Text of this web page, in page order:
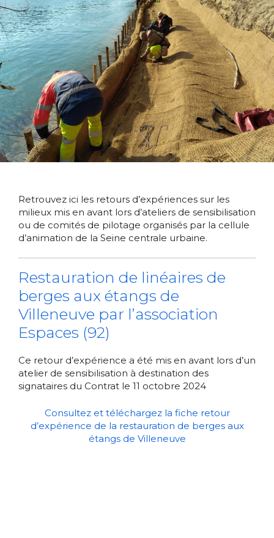
Retrouvez ici les retours d’expériences sur les
milieux mis en avant lors d’ateliers de sensibilisation
ou de comités de pilotage organisés par la cellule
d’animation de la Seine centrale urbaine.
Restauration de linéaires de
berges aux étangs de
Villeneuve par l’association
Espaces (92)
Ce retour d’expérience a été mis en avant lors d’un
atelier de sensibilisation à destination des
signataires du Contrat le 11 octobre 2024
Consultez et téléchargez la fiche retour
d’expérience de la restauration de berges aux
étangs de Villeneuve